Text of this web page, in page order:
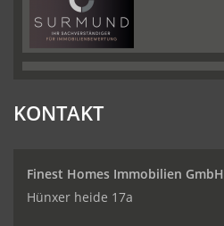
KONTAKT
Finest Homes Immobilien GmbH
Hünxer heide 17a